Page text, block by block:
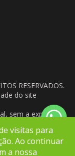
RESERVADOS.
do site
sem a expressa
visitas para
Ao continuar
a nossa